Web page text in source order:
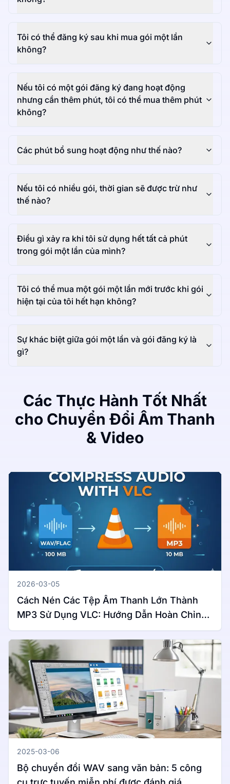
Tôi có thể đăng ký sau khi mua gói một lần
không?
Nếu tôi có một gói đăng ký đang hoạt động
nhưng cần thêm phút, tôi có thể mua thêm phút
không?
Các phút bổ sung hoạt động như thế nào?
Nếu tôi có nhiều gói, thời gian sẽ được trừ như
thế nào?
Điều gì xảy ra khi tôi sử dụng hết tất cả phút
trong gói một lần của mình?
Tôi có thể mua một gói một lần mới trước khi gói
hiện tại của tôi hết hạn không?
Sự khác biệt giữa gói một lần và gói đăng ký là
gì?
Các Thực Hành Tốt Nhất
cho Chuyển Đổi Âm Thanh
& Video
2026-03-05
Cách Nén Các Tệp Âm Thanh Lớn Thành
MP3 Sử Dụng VLC: Hướng Dẫn Hoàn Chỉnh
Cho Windows & Mac
2025-03-06
Bộ chuyển đổi WAV sang văn bản: 5 công